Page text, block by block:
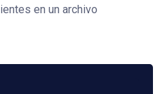
en un archivo